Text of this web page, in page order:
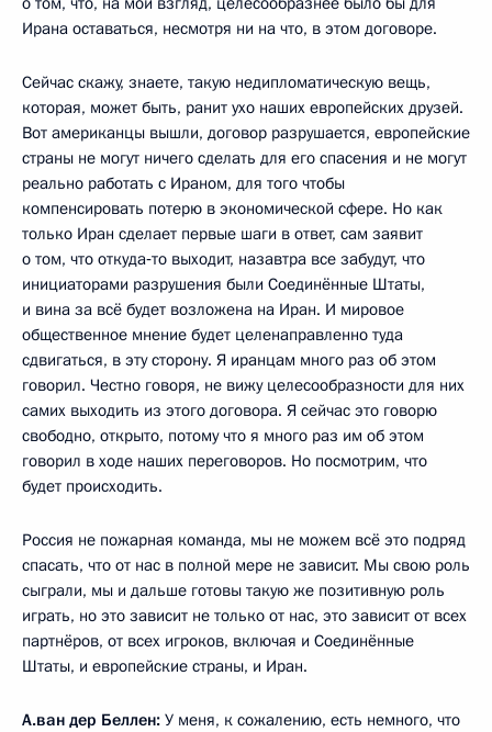
Ирана оставаться, несмотря ни на что, в этом договоре.
Сейчас скажу, знаете, такую недипломатическую вещь,
которая, может быть, ранит ухо наших европейских друзей.
Вот американцы вышли, договор разрушается, европейские
страны не могут ничего сделать для его спасения и не могут
реально работать с Ираном, для того чтобы
компенсировать потерю в экономической сфере. Но как
только Иран сделает первые шаги в ответ, сам заявит
о том, что откуда‑то выходит, назавтра все забудут, что
инициаторами разрушения были Соединённые Штаты,
и вина за всё будет возложена на Иран. И мировое
общественное мнение будет целенаправленно туда
сдвигаться, в эту сторону. Я иранцам много раз об этом
говорил. Честно говоря, не вижу целесообразности для них
самих выходить из этого договора. Я сейчас это говорю
свободно, открыто, потому что я много раз им об этом
говорил в ходе наших переговоров. Но посмотрим, что
будет происходить.
Россия не пожарная команда, мы не можем всё это подряд
спасать, что от нас в полной мере не зависит. Мы свою роль
сыграли, мы и дальше готовы такую же позитивную роль
играть, но это зависит не только от нас, это зависит от всех
партнёров, от всех игроков, включая и Соединённые
Штаты, и европейские страны, и Иран.
А.ван дер Беллен: У меня, к сожалению, есть немного, что